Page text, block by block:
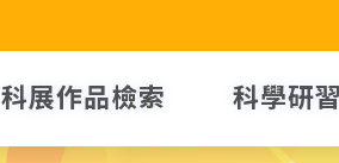
科展作品檢索 科學研